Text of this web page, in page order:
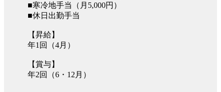
■寒冷地手当（月5,000円）
■休日出勤手当
【昇給】
年1回（4月）
【賞与】
年2回（6・12月）